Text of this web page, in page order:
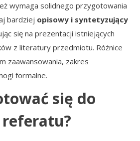
wymaga solidnego przygotowania
bardziej opisowy i syntetyzujący
się na prezentacji istniejących
z literatury przedmiotu. Różnice
zaawansowania, zakres
formalne.
się do